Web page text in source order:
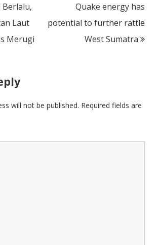
Berlalu,
Laut
Merugi
Quake energy has
potential to further rattle
West Sumatra
will not be published. Required fields are